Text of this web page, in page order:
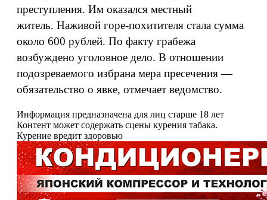
преступления. Им оказался местный
житель. Наживой горе-похитителя стала сумма
около 600 рублей. По факту грабежа
возбуждено уголовное дело. В отношении
подозреваемого избрана мера пресечения —
обязательство о явке, отмечает ведомство.
Информация предназначена для лиц старше 18 лет
Контент может содержать сцены курения табака.
Курение вредит здоровью